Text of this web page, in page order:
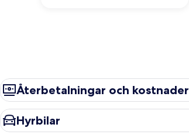
Återbetalningar och kostnader
Återbetalningar och kostnader
Hyrbilar
Hyrbilar